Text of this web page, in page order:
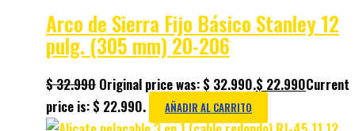
Arco de Sierra Fijo Básico Stanley 12
pulg. (305 mm) 20-206
$32.990 Original price was: $ 32.990.$ 22.990Current
price is: $ 22.990.
AÑADIR AL CARRITO